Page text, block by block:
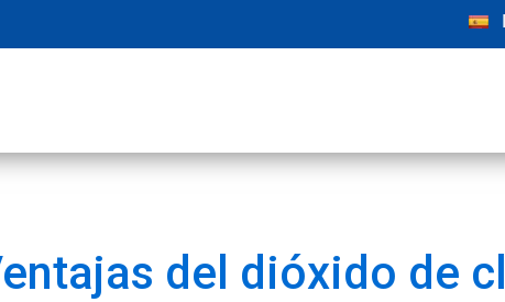
del dióxido de